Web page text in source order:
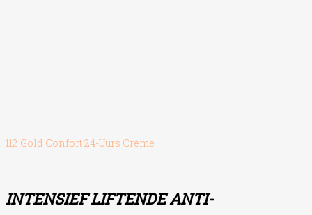
112 Gold Confort 24-Uurs Crème
INTENSIEF LIFTENDE ANTI-